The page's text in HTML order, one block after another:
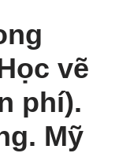
vẽ
phí).
Mỹ